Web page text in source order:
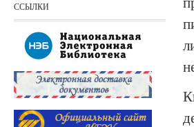
ССЫЛКИ